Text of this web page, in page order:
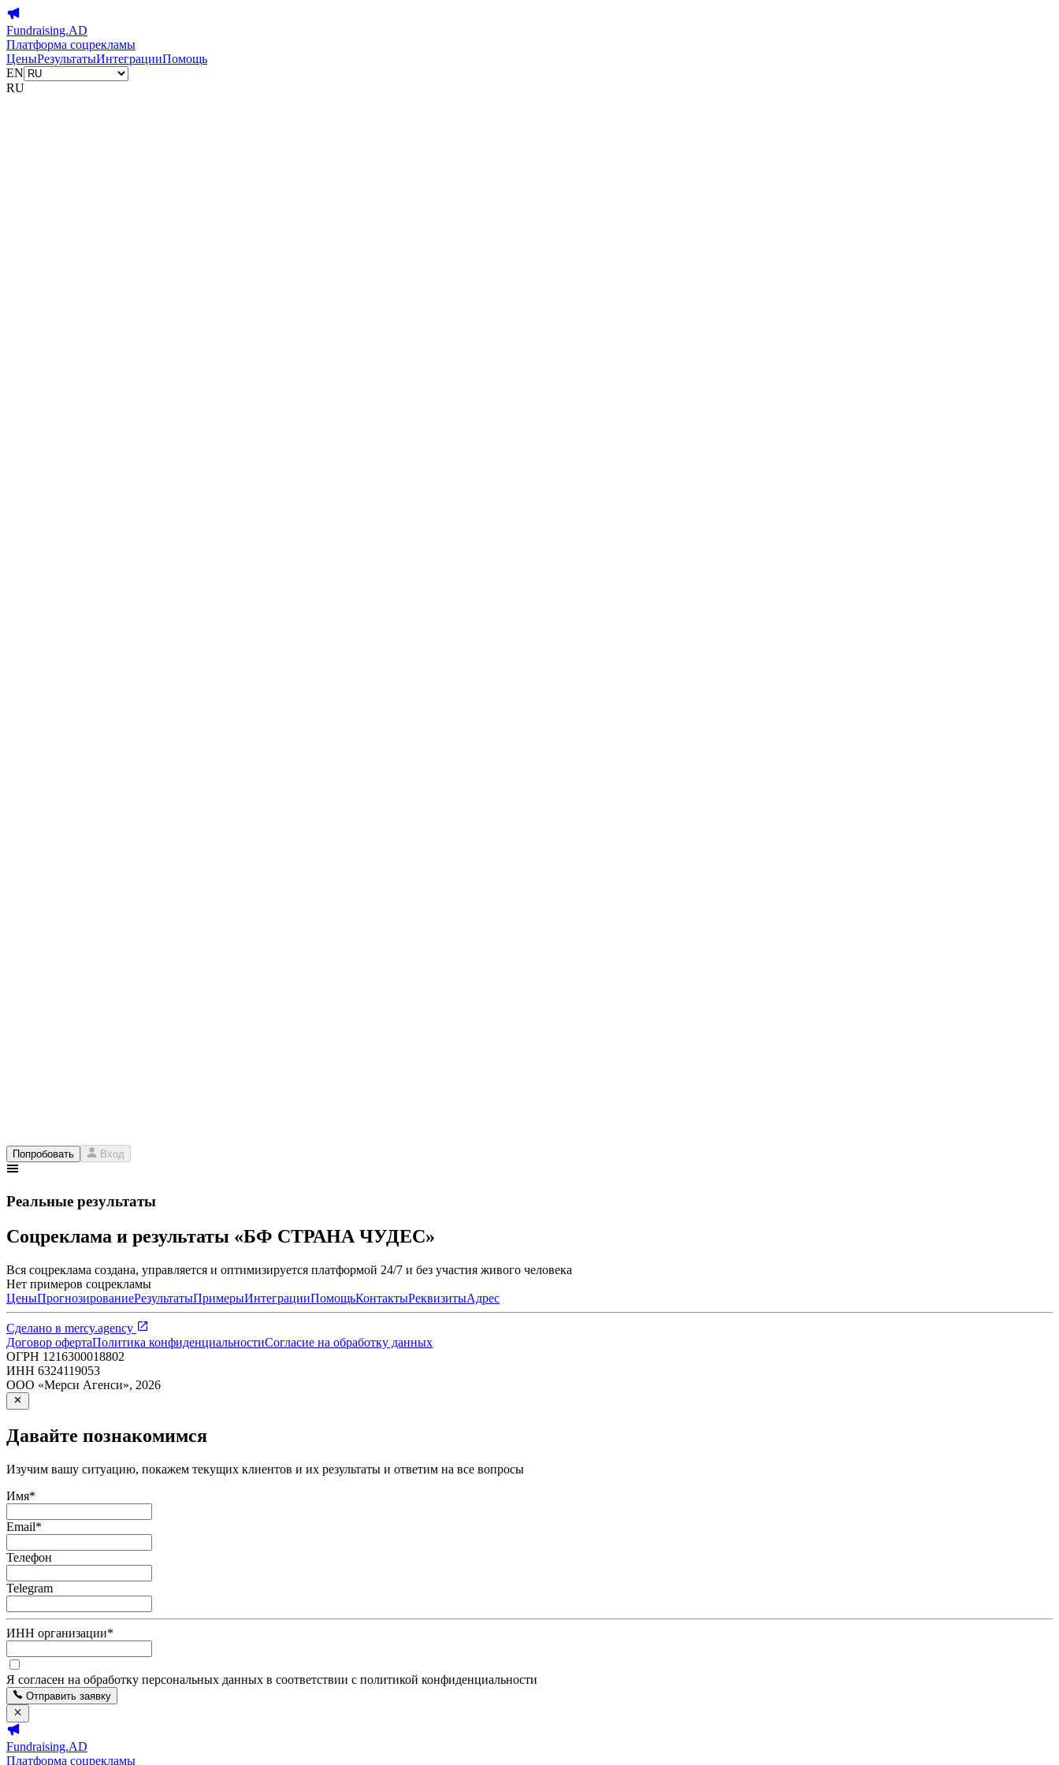
Fundraising.AD
Платформа соцрекламы
ЦеныРезультатыИнтеграцииПомощь
EN
RU
Попробовать Вход
Реальные результаты
Соцреклама и результаты «БФ СТРАНА ЧУДЕС»
Вся соцреклама создана, управляется и оптимизируется платформой 24/7 и без участия живого человека
Нет примеров соцрекламы
ЦеныПрогнозированиеРезультатыПримерыИнтеграцииПомощьКонтактыРеквизитыАдрес
Сделано в mercy.agency
Договор офертаПолитика конфиденциальностиСогласие на обработку данных
ОГРН 1216300018802
ИНН 6324119053
ООО «Мерси Агенси», 2026
Давайте познакомимся
Изучим вашу ситуацию, покажем текущих клиентов и их результаты и ответим на все вопросы
Имя*
Email*
Телефон
Telegram
ИНН организации*
Я согласен на обработку персональных данных в соответствии с политикой конфиденциальности
Отправить заявку
Fundraising.AD
Платформа соцрекламы